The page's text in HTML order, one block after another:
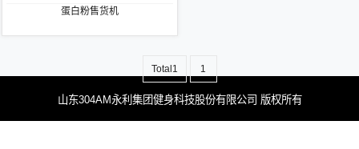
蛋白粉售货机
Total1 1
山东304AM永利集团健身科技股份有限公司 版权所有